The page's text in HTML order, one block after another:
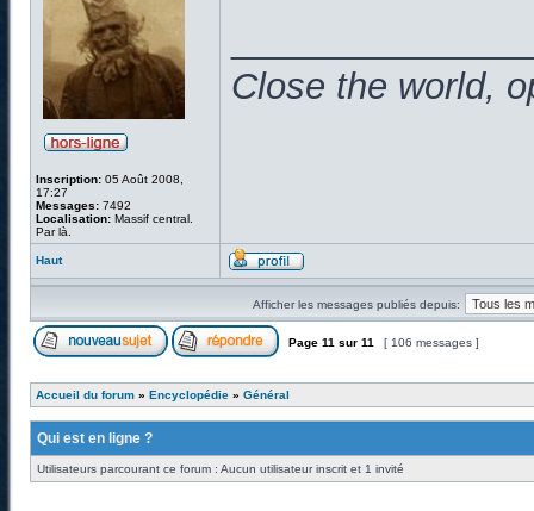
Inscription: 05 Août 2008,
17:27
Messages: 7492
Localisation: Massif central.
Par là.
Close the world,
Haut
Afficher les messages publiés depuis:
Page 11 sur 11 [ 106 messages ]
Accueil du forum » Encyclopédie » Général
Qui est en ligne ?
Utilisateurs parcourant ce forum : Aucun utilisateur inscrit et 1 invité